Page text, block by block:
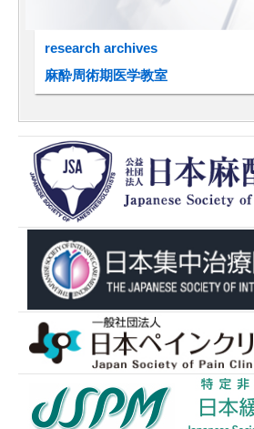
research archives
麻酔周術期医学教室